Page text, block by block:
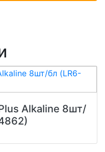
Alkaline 8шт/